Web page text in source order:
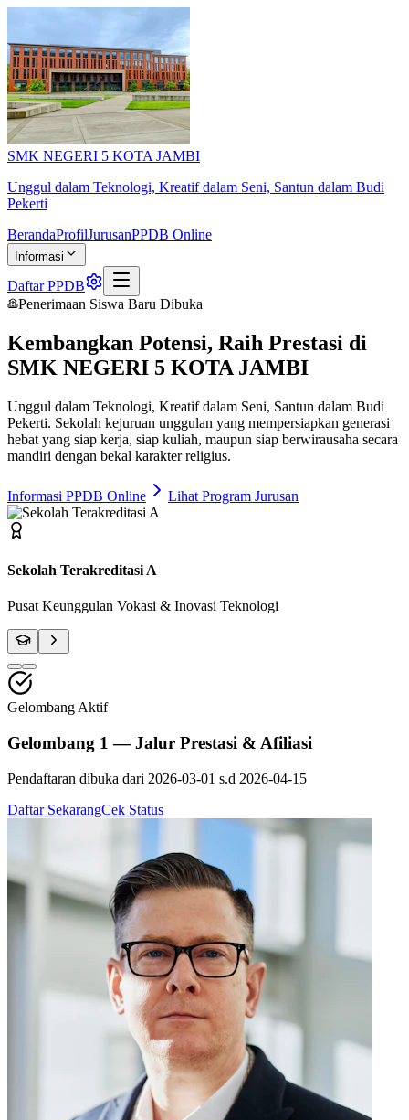
SMK NEGERI 5 KOTA JAMBI
Unggul dalam Teknologi, Kreatif dalam Seni, Santun dalam Budi
Pekerti
BerandaProfilJurusanPPDB Online
Informasi
Daftar PPDB
Penerimaan Siswa Baru Dibuka
Kembangkan Potensi, Raih Prestasi di
SMK NEGERI 5 KOTA JAMBI
Unggul dalam Teknologi, Kreatif dalam Seni, Santun dalam Budi
Pekerti. Sekolah kejuruan unggulan yang mempersiapkan generasi
hebat yang siap kerja, siap kuliah, maupun siap berwirausaha secara
mandiri dengan bekal karakter religius.
Informasi PPDB Online Lihat Program Jurusan
Fasilitas Bengkel Modern
Praktik Berstandar Industri & Sertifikasi Profesi
Gelombang Aktif
Gelombang 1 — Jalur Prestasi & Afiliasi
Pendaftaran dibuka dari 2026-03-01 s.d 2026-04-15
Daftar SekarangCek Status